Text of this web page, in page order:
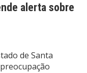
alerta sobre
de Santa